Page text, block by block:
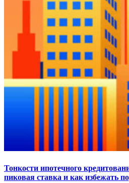
Тонкости ипотечного
пиковая ставка и как избежать